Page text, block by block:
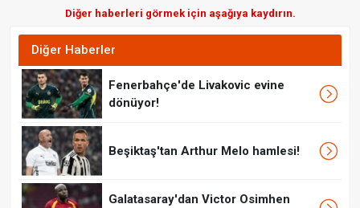
Diğer haberleri görmek için aşağıya kaydırın.
Diğer Haberler
Fenerbahçe'de Livakovic evine
dönüyor!
Beşiktaş'tan Arthur Melo hamlesi!
Galatasaray'dan Victor Osimhen